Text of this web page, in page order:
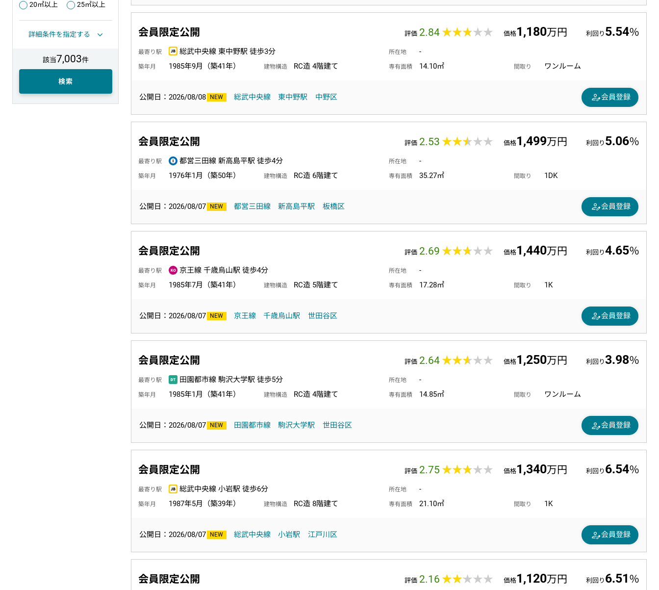
3 20㎡以上 4 25㎡以上
詳細条件を指定する
該当7,003件
検索
会員限定公開 評価 2.84 ★★★★★
★★★★★ 価格1,180万円 利回り 5.54％
最寄り駅 総武中央線 東中野駅 徒歩3分 所在地 -
築年月 1985年9月（築41年） 建物構造 RC造 4階建て 専有面積 14.10㎡ 間取り ワンルーム
公開日：2026/08/08 総武中央線 東中野駅 中野区 person_edit会員登録
会員限定公開 評価 2.53 ★★★★★
★★★★★ 価格1,499万円 利回り 5.06％
最寄り駅 都営三田線 新高島平駅 徒歩4分 所在地 -
築年月 1976年1月（築50年） 建物構造 RC造 6階建て 専有面積 35.27㎡ 間取り 1DK
公開日：2026/08/07 都営三田線 新高島平駅 板橋区 person_edit会員登録
会員限定公開 評価 2.69 ★★★★★
★★★★★ 価格1,440万円 利回り4.65％
最寄り駅 京王線 千歳烏山駅 徒歩4分 所在地 -
築年月 1985年7月（築41年） 建物構造 RC造 5階建て 専有面積 17.28㎡ 間取り 1K
公開日：2026/08/07 京王線 千歳烏山駅 世田谷区 person_edit会員登録
会員限定公開 評価 2.64 ★★★★★
★★★★★ 価格1,250万円 利回り3.98％
最寄り駅 田園都市線 駒沢大学駅 徒歩5分 所在地 -
築年月 1985年1月（築41年） 建物構造 RC造 4階建て 専有面積 14.85㎡ 間取り ワンルーム
公開日：2026/08/07 田園都市線 駒沢大学駅 世田谷区 person_edit会員登録
会員限定公開 評価 2.75 ★★★★★
★★★★★ 価格1,340万円 利回り 6.54％
最寄り駅 総武中央線 小岩駅 徒歩6分 所在地 -
築年月 1987年5月（築39年） 建物構造 RC造 8階建て 専有面積 21.10㎡ 間取り 1K
公開日：2026/08/07 総武中央線 小岩駅 江戸川区 person_edit会員登録
会員限定公開 評価 2.16 ★★★★★
★★★★★ 価格1,120万円 利回り 6.51 ％